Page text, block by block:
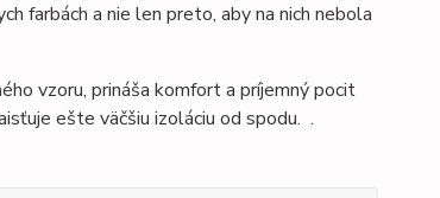
farbách a nie len preto, aby na nich nebola
vzoru, prináša komfort a príjemný pocit
ešte väčšiu izoláciu od spodu. .